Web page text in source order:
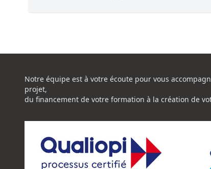
Notre équipe est à votre écoute pour vous
projet,
du financement de votre formation à la création de